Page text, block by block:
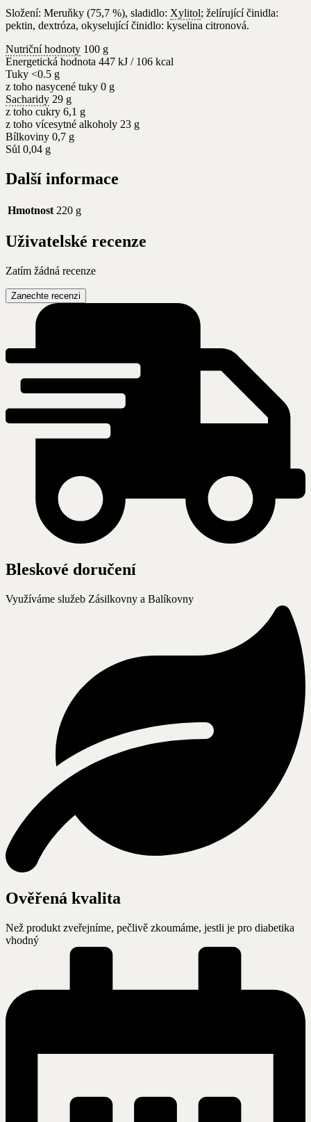
Složení: Meruňky (75,7 %), sladidlo: Xylitol; želírující činidla:
pektin, dextróza, okyselující činidlo: kyselina citronová.
Nutriční hodnoty 100 g
Energetická hodnota 447 kJ / 106 kcal
Tuky <0.5 g
z toho nasycené tuky 0 g
Sacharidy 29 g
z toho cukry 6,1 g
z toho vícesytné alkoholy 23 g
Bílkoviny 0,7 g
Sůl 0,04 g
Další informace
Hmotnost 220 g
Uživatelské recenze
Zatím žádná recenze
Zanechte recenzi
Bleskové doručení
Využíváme služeb Zásilkovny a Balíkovny
Ověřená kvalita
Než produkt zveřejníme, pečlivě zkoumáme, jestli je pro diabetika
vhodný